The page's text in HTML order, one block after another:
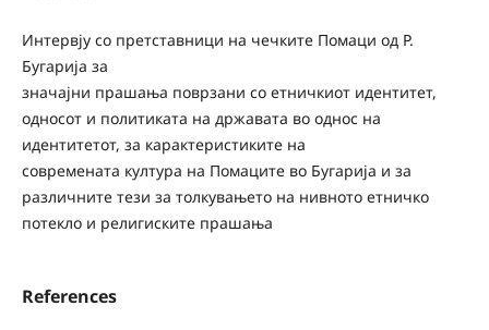
Интервју со претставници на чечките Помаци од Р.
Бугарија за
значајни прашања поврзани со етничкиот идентитет,
односот и политиката на државата во однос на
идентитетот, за карактеристиките на
современата култура на Помаците во Бугарија и за
различните тези за толкувањето на нивното етничко
потекло и религиските прашања
References